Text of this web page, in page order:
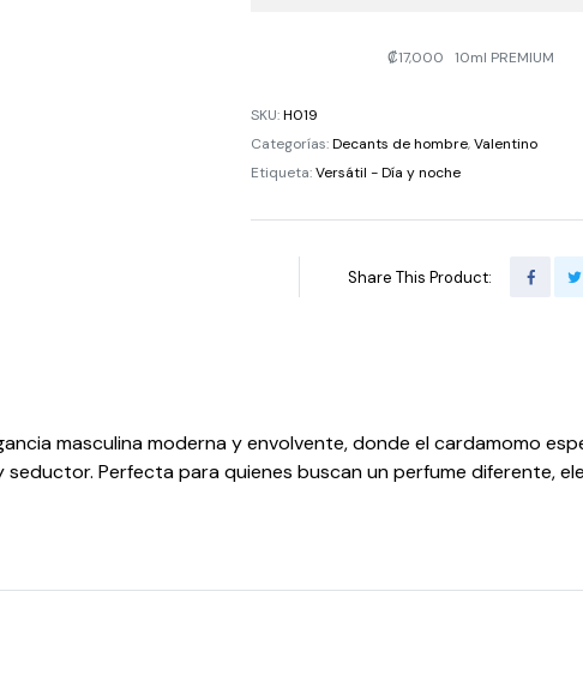
₡17,000
10ml PREMIUM
SKU:H019
Categorías:Decants de hombre,Valentino
Etiqueta:Versátil - Día y noche
Share This Product:
masculina moderna y envolvente, donde el cardamomo
Perfecta para quienes buscan un perfume diferente,